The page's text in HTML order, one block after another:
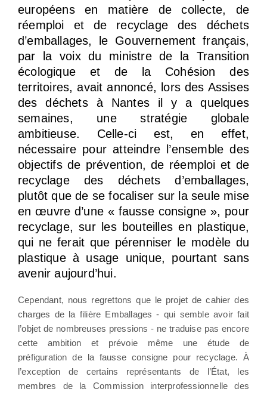
européens en matière de collecte, de
réemploi et de recyclage des déchets
d’emballages, le Gouvernement français,
par la voix du ministre de la Transition
écologique et de la Cohésion des
territoires, avait annoncé, lors des Assises
des déchets à Nantes il y a quelques
semaines, une stratégie globale
ambitieuse. Celle-ci est, en effet,
nécessaire pour atteindre l’ensemble des
objectifs de prévention, de réemploi et de
recyclage des déchets d’emballages,
plutôt que de se focaliser sur la seule mise
en œuvre d’une « fausse consigne », pour
recyclage, sur les bouteilles en plastique,
qui ne ferait que pérenniser le modèle du
plastique à usage unique, pourtant sans
avenir aujourd’hui.
Cependant, nous regrettons que le projet de cahier des
charges de la filière Emballages - qui semble avoir fait
l’objet de nombreuses pressions - ne traduise pas encore
cette ambition et prévoie même une étude de
préfiguration de la fausse consigne pour recyclage. À
l’exception de certains représentants de l’État, les
membres de la Commission interprofessionnelle des